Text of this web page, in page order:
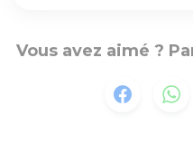
Vous avez aimé ?